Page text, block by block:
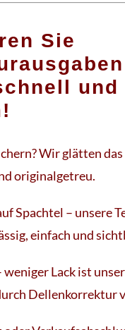
Sie
und
Wir glätten das
originalgetreu.
Spachtel – unsere
einfach und
Lack ist
Dellenkorrektur